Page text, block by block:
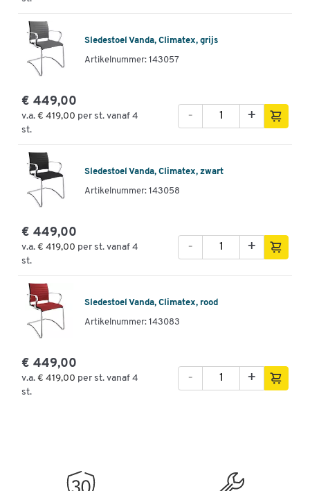
Sledestoel Vanda, Climatex, grijs
Artikelnummer: 143057
€ 449,00
v.a. € 419,00 per st. vanaf 4
st.
+
-
Sledestoel Vanda, Climatex, zwart
Artikelnummer: 143058
€ 449,00
v.a. € 419,00 per st. vanaf 4
st.
+
-
Sledestoel Vanda, Climatex, rood
Artikelnummer: 143083
€ 449,00
v.a. € 419,00 per st. vanaf 4
st.
+
-